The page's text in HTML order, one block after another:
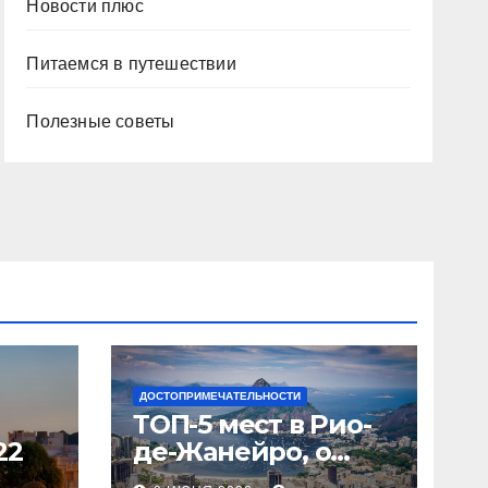
Новости плюс
Питаемся в путешествии
Полезные советы
ДОСТОПРИМЕЧАТЕЛЬНОСТИ
ТОП-5 мест в Рио-
де-Жанейро, о
которых вы не